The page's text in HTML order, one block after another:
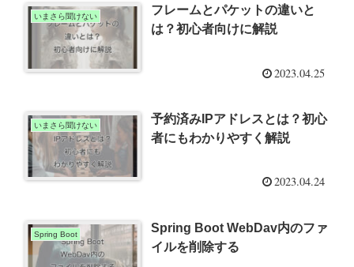
いまさら聞けない
フレームとパケットの違いと
は？初心者向けに解説
2023.04.25
いまさら聞けない
予約済みIPアドレスとは？初心
者にもわかりやすく解説
2023.04.24
Spring Boot
Spring Boot WebDav内のファ
イルを削除する